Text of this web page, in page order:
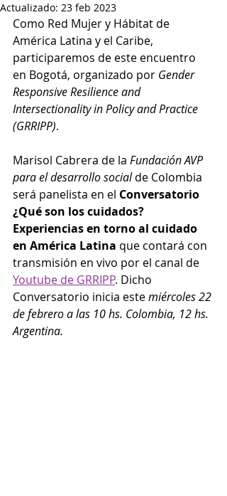
Actualizado: 23 feb 2023
Como Red Mujer y Hábitat de
América Latina y el Caribe,
participaremos de este encuentro
en Bogotá, organizado por Gender
Responsive Resilience and
Intersectionality in Policy and Practice
(GRRIPP).
Marisol Cabrera de la Fundación AVP
para el desarrollo social de Colombia
será panelista en el Conversatorio
¿Qué son los cuidados?
Experiencias en torno al cuidado
en América Latina que contará con
transmisión en vivo por el canal de
Youtube de GRRIPP. Dicho
Conversatorio inicia este miércoles 22
de febrero a las 10 hs. Colombia, 12 hs.
Argentina.